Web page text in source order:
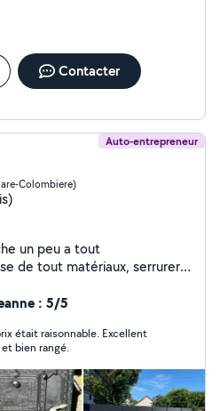
Contacter
Auto-entrepreneur
Colombiere)
un peu a tout
de tout matériaux, serrurerie
: 5/5
était raisonnable. Excellent
bien rangé.